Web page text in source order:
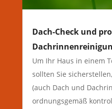
Dach-Check und
Um Ihr Haus in einem
sollten Sie
(auch Dach und
ordnungsgemäß